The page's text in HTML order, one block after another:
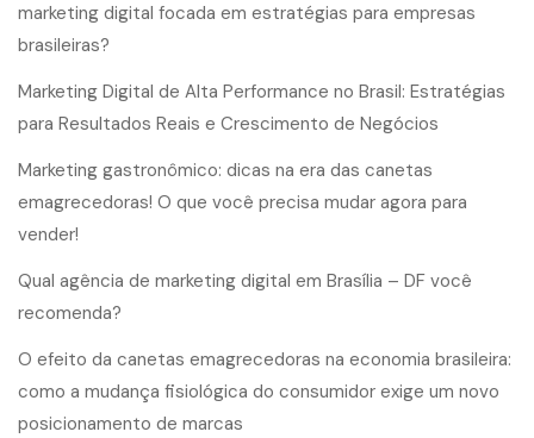
marketing digital focada em estratégias para empresas
brasileiras?
Marketing Digital de Alta Performance no Brasil: Estratégias
para Resultados Reais e Crescimento de Negócios
Marketing gastronômico: dicas na era das canetas
emagrecedoras! O que você precisa mudar agora para
vender!
Qual agência de marketing digital em Brasília – DF você
recomenda?
O efeito da canetas emagrecedoras na economia brasileira:
como a mudança fisiológica do consumidor exige um novo
posicionamento de marcas